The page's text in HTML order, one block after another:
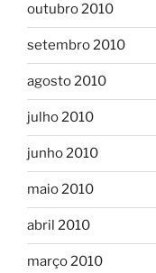
outubro 2010
setembro 2010
agosto 2010
julho 2010
junho 2010
maio 2010
abril 2010
março 2010